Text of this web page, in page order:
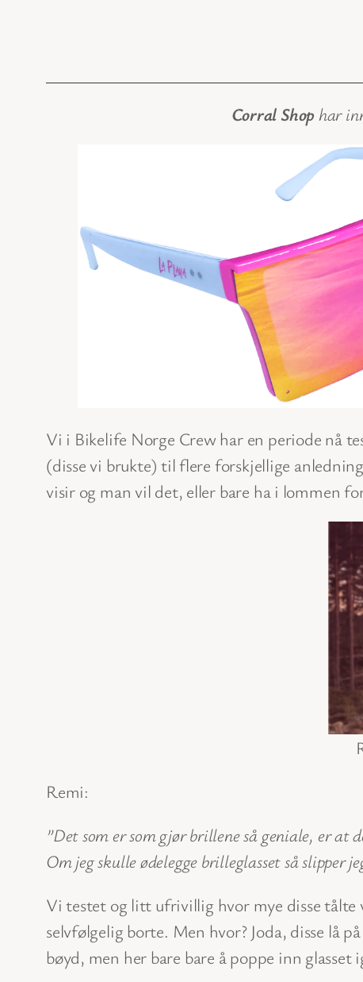
Corral Shop har
Vi i Bikelife Norge Crew har en periode nå
(disse vi brukte) til flere forskjellige
visir og man vil det, eller bare ha i lommen
Remi:
”Det som er som gjør brillene så geniale, er
Om jeg skulle ødelegge brilleglasset så slipper
Vi testet og litt ufrivillig hvor mye disse tålte
selvfølgelig borte. Men hvor? Joda, disse lå
bøyd, men her bare bare å poppe inn